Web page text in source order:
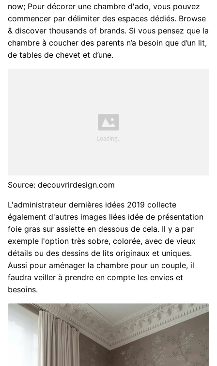
now; Pour décorer une chambre d'ado, vous pouvez
commencer par délimiter des espaces dédiés. Browse
& discover thousands of brands. Si vous pensez que la
chambre à coucher des parents n’a besoin que d’un lit,
de tables de chevet et d’une.
Source: decouvrirdesign.com
L'administrateur dernières idées 2019 collecte
également d'autres images liées idée de présentation
foie gras sur assiette en dessous de cela. Il y a par
exemple l'option très sobre, colorée, avec de vieux
détails ou des dessins de lits originaux et uniques.
Aussi pour aménager la chambre pour un couple, il
faudra veiller à prendre en compte les envies et
besoins.